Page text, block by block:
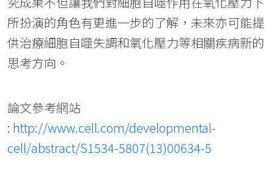
所扮演的角色有更進一步的了解，未來亦可能提
供治療細胞自噬失調和氧化壓力等相關疾病新的
思考方向。
論文參考網站
: http://www.cell.com/developmental-
cell/abstract/S1534-5807(13)00634-5